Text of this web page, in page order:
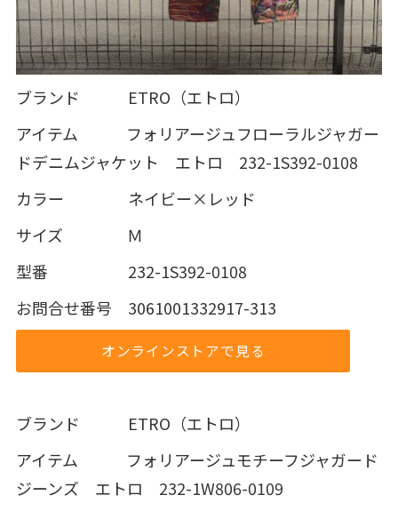
ブランド ETRO（エトロ）
アイテム フォリアージュフローラルジャガー
ドデニムジャケット エトロ 232-1S392-0108
カラー ネイビー×レッド
サイズ Ｍ
型番 232-1S392-0108
お問合せ番号 3061001332917-313
オンラインストアで見る
ブランド ETRO（エトロ）
アイテム フォリアージュモチーフジャガード
ジーンズ エトロ 232-1W806-0109